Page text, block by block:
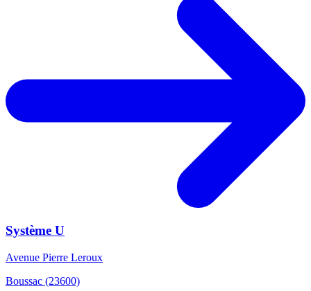
Système U
Avenue Pierre Leroux
Boussac (23600)